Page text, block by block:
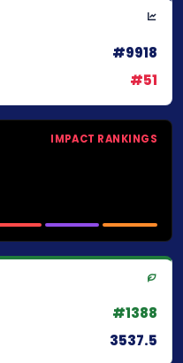
#9918
#51
IMPACT RANKINGS
#1388
3537.5